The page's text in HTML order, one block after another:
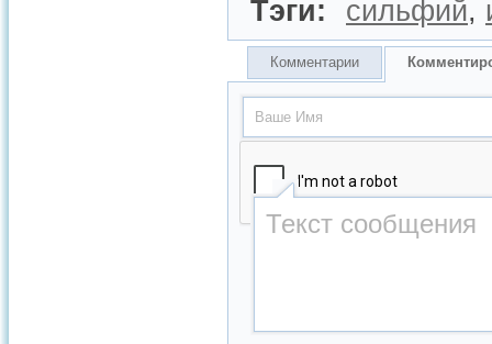
Тэги: сильфий,
Комментарии